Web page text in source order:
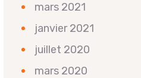
mars 2021
janvier 2021
juillet 2020
mars 2020